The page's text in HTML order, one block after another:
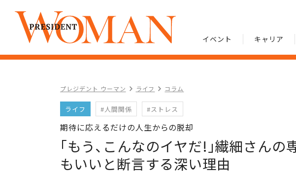
イベント キャリア
プレジデント ウーマン ライフ コラム
ライフ #人間関係 #ストレス
期待に応えるだけの人生からの脱却
｢もう､こんなのイヤだ!｣繊細さんの
もいいと断言する深い理由